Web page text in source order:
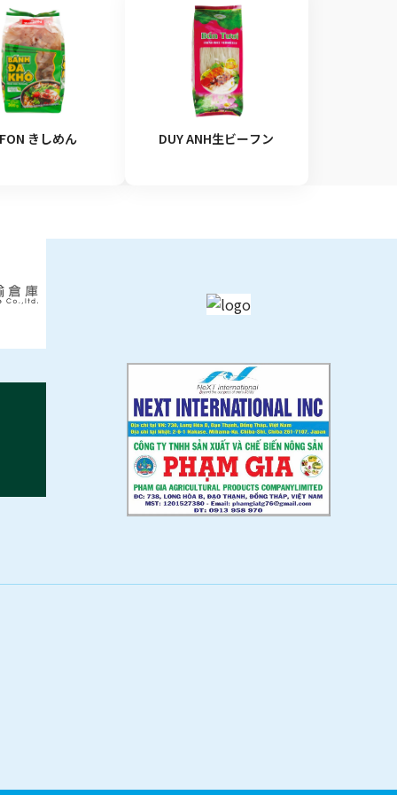
きしめん DUY ANH生ビーフン